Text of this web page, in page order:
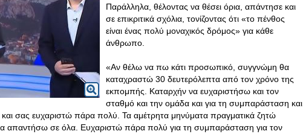
Παράλληλα, θέλοντας να θέσει όρια, απάντησε και
σε επικριτικά σχόλια, τονίζοντας ότι «το πένθος
είναι ένας πολύ μοναχικός δρόμος» για κάθε
άνθρωπο.
«Αν θέλω να πω κάτι προσωπικό, συγγνώμη θα
καταχραστώ 30 δευτερόλεπτα από τον χρόνο της
εκπομπής. Καταρχήν να ευχαριστήσω και τον
σταθμό και την ομάδα και για τη συμπαράσταση και
και σας ευχαριστώ πάρα πολύ. Τα αμέτρητα μηνύματα πραγματικά ζητώ
απαντήσω σε όλα. Ευχαριστώ πάρα πολύ για τη συμπαράσταση για τον